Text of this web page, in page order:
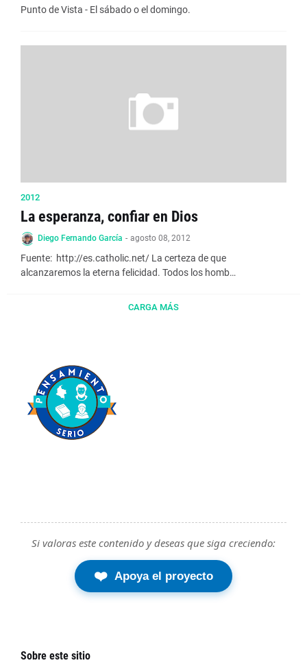
Punto de Vista - El sábado o el domingo.
2012
La esperanza, confiar en Dios
Diego Fernando García - agosto 08, 2012
Fuente: http://es.catholic.net/ La certeza de que
alcanzaremos la eterna felicidad. Todos los homb…
CARGA MÁS
Si valoras este contenido y deseas que siga creciendo:
❤️ Apoya el proyecto
Sobre este sitio